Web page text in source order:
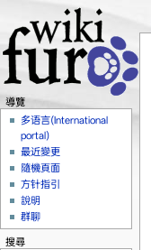
導覽
多语言(International
portal)
最近變更
隨機頁面
方针指引
說明
群聊
搜尋